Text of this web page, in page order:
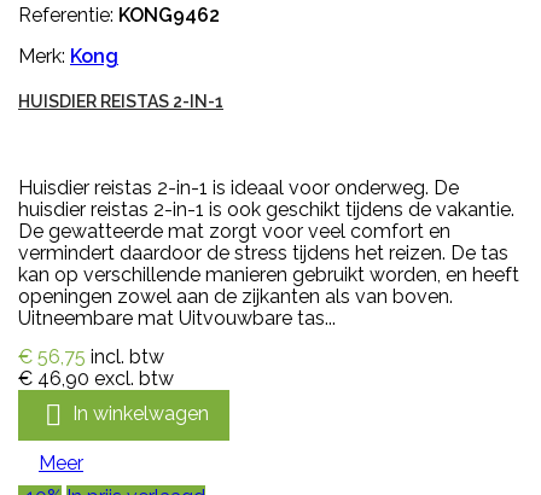
Referentie: KONG9462
Merk: Kong
HUISDIER REISTAS 2-IN-1
Huisdier reistas 2-in-1 is ideaal voor onderweg. De
huisdier reistas 2-in-1 is ook geschikt tijdens de vakantie.
De gewatteerde mat zorgt voor veel comfort en
vermindert daardoor de stress tijdens het reizen. De tas
kan op verschillende manieren gebruikt worden, en heeft
openingen zowel aan de zijkanten als van boven.
Uitneembare mat Uitvouwbare tas...
€ 56,75 incl. btw
€ 46,90 excl. btw
 In winkelwagen
Meer